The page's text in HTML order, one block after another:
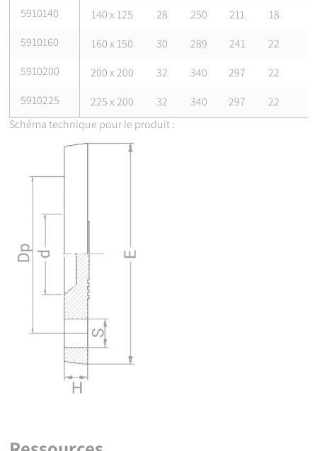
5910140
140 x 125 28 250 211
18
5910160
160 x 150 30 289 241
22
5910200
200 x 200 32 340 297
22
5910225
225 x 200 32 340 297
22
Schéma technique pour le produit :